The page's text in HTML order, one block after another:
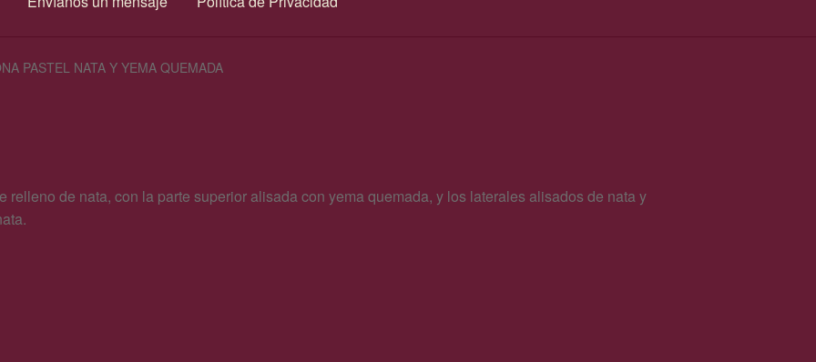
PASTEL NATA Y YEMA QUEMADA
relleno de nata, con la parte superior alisada con yema quemada, y los laterales alisados de nata y